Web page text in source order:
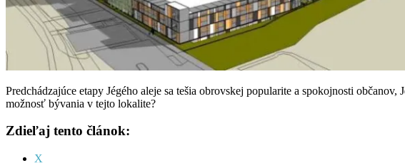
Predchádzajúce etapy Jégého aleje sa tešia obrovskej popularite a spokojnosti
možnosť bývania v tejto lokalite?
Zdieľaj tento článok:
X